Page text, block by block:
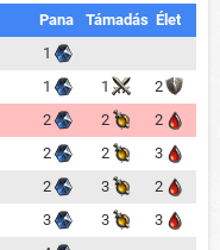
Pana Támadás Élet
1
1 1
2
2 2
2
2 2
3
2 3
2
3 3
3